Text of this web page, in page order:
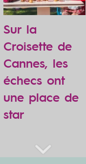
Sur la
Croisette de
Cannes, les
échecs ont
une place de
star